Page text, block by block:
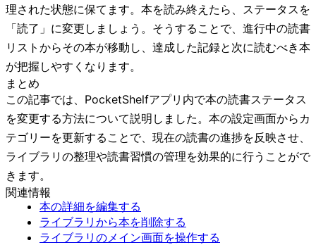
理された状態に保てます。本を読み終えたら、ステータスを
「読了」に変更しましょう。そうすることで、進行中の読書
リストからその本が移動し、達成した記録と次に読むべき本
が把握しやすくなります。
まとめ
この記事では、PocketShelfアプリ内で本の読書ステータス
を変更する方法について説明しました。本の設定画面からカ
テゴリーを更新することで、現在の読書の進捗を反映させ、
ライブラリの整理や読書習慣の管理を効果的に行うことがで
きます。
関連情報
本の詳細を編集する
ライブラリから本を削除する
ライブラリのメイン画面を操作する